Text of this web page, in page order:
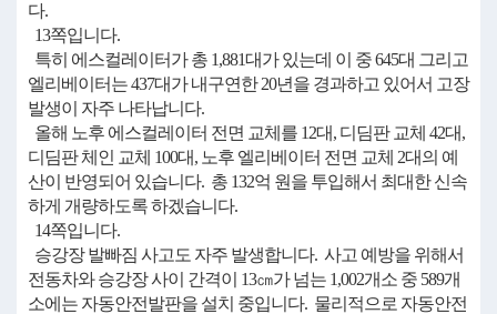
다.
13쪽입니다.
특히 에스컬레이터가 총 1,881대가 있는데 이 중 645대 그리고
엘리베이터는 437대가 내구연한 20년을 경과하고 있어서 고장
발생이 자주 나타납니다.
올해 노후 에스컬레이터 전면 교체를 12대, 디딤판 교체 42대,
디딤판 체인 교체 100대, 노후 엘리베이터 전면 교체 2대의 예
산이 반영되어 있습니다. 총 132억 원을 투입해서 최대한 신속
하게 개량하도록 하겠습니다.
14쪽입니다.
승강장 발빠짐 사고도 자주 발생합니다. 사고 예방을 위해서
전동차와 승강장 사이 간격이 13㎝가 넘는 1,002개소 중 589개
소에는 자동안전발판을 설치 중입니다. 물리적으로 자동안전